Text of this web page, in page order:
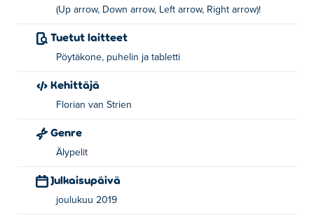
(Up arrow, Down arrow, Left arrow, Right arrow)!
Tuetut laitteet
Pöytäkone, puhelin ja tabletti
Kehittäjä
Florian van Strien
Genre
Älypelit
Julkaisupäivä
joulukuu 2019